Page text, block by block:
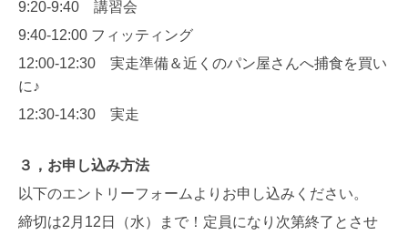
9:20-9:40 講習会
9:40-12:00 フィッティング
12:00-12:30 実走準備＆近くのパン屋さんへ捕食を買い
に♪
12:30-14:30 実走
３，お申し込み方法
以下のエントリーフォームよりお申し込みください。
締切は2月12日（水）まで！定員になり次第終了とさせ